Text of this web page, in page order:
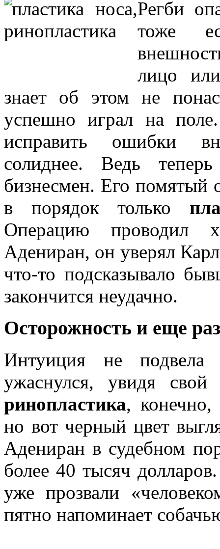
Регби
тоже
лицо
знает об этом не
успешно играл на
исправить ошибки
солиднее. Ведь
бизнесмен. Его помятый
в порядок только
Операцию проводил
Адениран, он уверял
что-то подсказывало
закончится неудачно.
Осторожность и еще
Интуиция не
ужаснулся, увидя
ринопластика,
но вот черный цвет
Адениран в судебном
более 40 тысяч
уже прозвали
пятно напоминает